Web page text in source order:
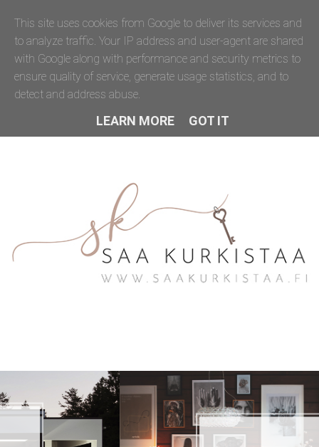
This site uses cookies from Google to deliver its services and
to analyze traffic. Your IP address and user-agent are shared
with Google along with performance and security metrics to
ensure quality of service, generate usage statistics, and to
detect and address abuse.
LEARN MORE GOT IT